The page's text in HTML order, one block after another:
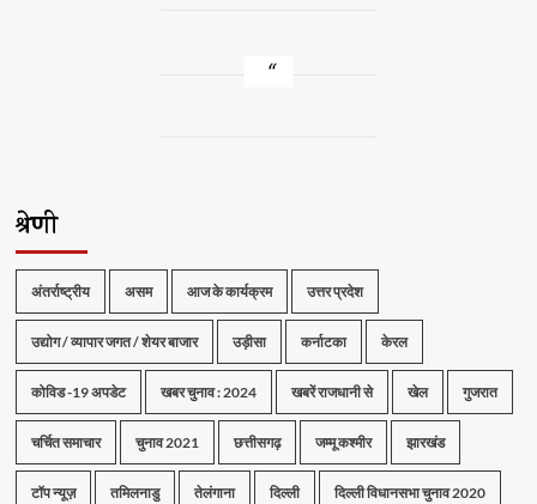
श्रेणी
अंतर्राष्ट्रीय असम आज के कार्यक्रम उत्तर प्रदेश
उद्योग / व्यापार जगत / शेयर बाजार उड़ीसा कर्नाटका केरल
कोविड -19 अपडेट खबर चुनाव : 2024 खबरें राजधानी से खेल गुजरात
चर्चित समाचार चुनाव 2021 छत्तीसगढ़ जम्मू कश्मीर झारखंड
टॉप न्यूज़ तमिलनाडु तेलंगाना दिल्ली दिल्ली विधानसभा चुनाव 2020